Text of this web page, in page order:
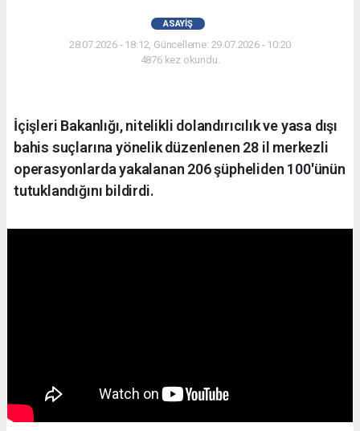
ASAYIŞ
28.07.2026 - 18:12, Güncelleme: 29.07.2026 - 10:20
4876 kez okundu.
İçişleri Bakanlığı, nitelikli dolandırıcılık ve yasa dışı
bahis suçlarına yönelik düzenlenen 28 il merkezli
operasyonlarda yakalanan 206 şüpheliden 100'ünün
tutuklandığını bildirdi.